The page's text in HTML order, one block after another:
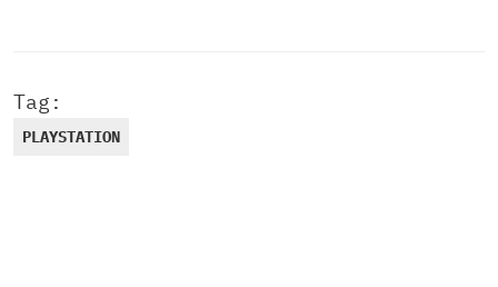
Tag:
PLAYSTATION